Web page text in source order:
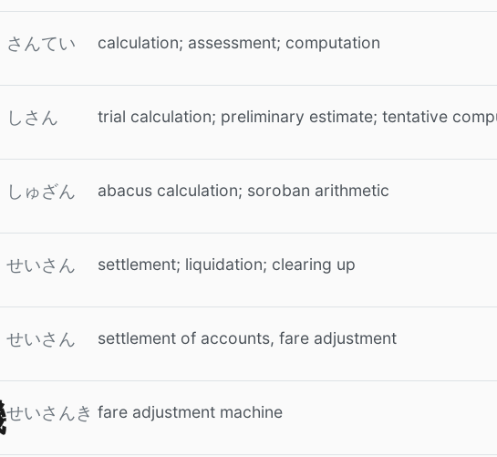
さんてい calculation; assessment; computation
しさん trial calculation; preliminary estimate; tentative
しゅざん abacus calculation; soroban arithmetic
せいさん settlement; liquidation; clearing up
せいさん settlement of accounts, fare adjustment
せいさんき fare adjustment machine